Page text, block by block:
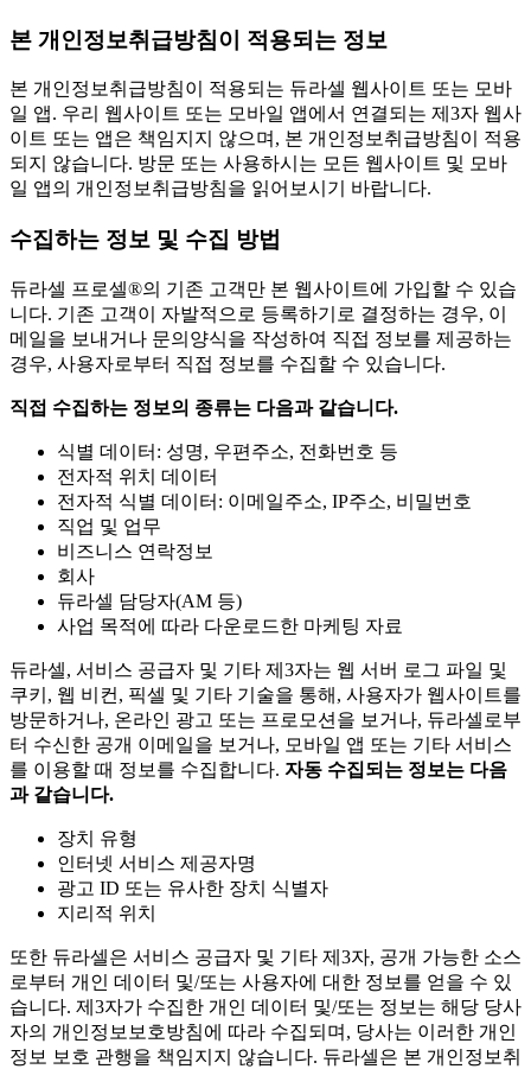
본 개인정보취급방침이 적용되는 정보
본 개인정보취급방침이 적용되는 듀라셀 웹사이트 또는 모바
일 앱. 우리 웹사이트 또는 모바일 앱에서 연결되는 제3자 웹사
이트 또는 앱은 책임지지 않으며, 본 개인정보취급방침이 적용
되지 않습니다. 방문 또는 사용하시는 모든 웹사이트 및 모바
일 앱의 개인정보취급방침을 읽어보시기 바랍니다.
수집하는 정보 및 수집 방법
듀라셀 프로셀®의 기존 고객만 본 웹사이트에 가입할 수 있습
니다. 기존 고객이 자발적으로 등록하기로 결정하는 경우, 이
메일을 보내거나 문의양식을 작성하여 직접 정보를 제공하는
경우, 사용자로부터 직접 정보를 수집할 수 있습니다.
직접 수집하는 정보의 종류는 다음과 같습니다.
식별 데이터: 성명, 우편주소, 전화번호 등
전자적 위치 데이터
전자적 식별 데이터: 이메일주소, IP주소, 비밀번호
직업 및 업무
비즈니스 연락정보
회사
듀라셀 담당자(AM 등)
사업 목적에 따라 다운로드한 마케팅 자료
듀라셀, 서비스 공급자 및 기타 제3자는 웹 서버 로그 파일 및
쿠키, 웹 비컨, 픽셀 및 기타 기술을 통해, 사용자가 웹사이트를
방문하거나, 온라인 광고 또는 프로모션을 보거나, 듀라셀로부
터 수신한 공개 이메일을 보거나, 모바일 앱 또는 기타 서비스
를 이용할 때 정보를 수집합니다. 자동 수집되는 정보는 다음
과 같습니다.
장치 유형
인터넷 서비스 제공자명
광고 ID 또는 유사한 장치 식별자
지리적 위치
또한 듀라셀은 서비스 공급자 및 기타 제3자, 공개 가능한 소스
로부터 개인 데이터 및/또는 사용자에 대한 정보를 얻을 수 있
습니다. 제3자가 수집한 개인 데이터 및/또는 정보는 해당 당사
자의 개인정보보호방침에 따라 수집되며, 당사는 이러한 개인
정보 보호 관행을 책임지지 않습니다. 듀라셀은 본 개인정보취